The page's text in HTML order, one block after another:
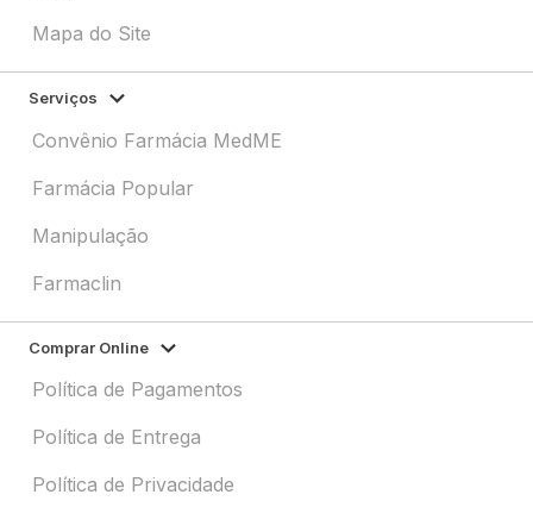
Mapa do Site
Serviços
Convênio Farmácia MedME
Farmácia Popular
Manipulação
Farmaclin
Comprar Online
Política de Pagamentos
Política de Entrega
Política de Privacidade